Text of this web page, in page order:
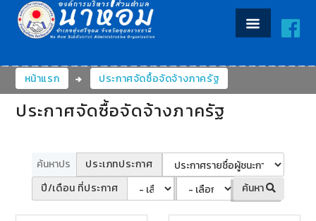
หน้าแรก ประกาศจัดซื้อจัดจ้างภาครัฐ
ประกาศจัดซื้อจัดจ้างภาครัฐ
ประเภทประกาศ
ปี/เดือน ที่ประกาศ
ค้นหา